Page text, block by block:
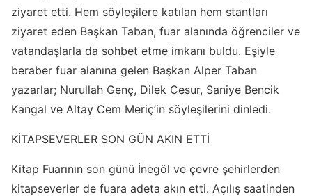
ziyaret etti. Hem söyleşilere katılan hem stantları
ziyaret eden Başkan Taban, fuar alanında öğrenciler ve
vatandaşlarla da sohbet etme imkanı buldu. Eşiyle
beraber fuar alanına gelen Başkan Alper Taban
yazarlar; Nurullah Genç, Dilek Cesur, Saniye Bencik
Kangal ve Altay Cem Meriç’in söyleşilerini dinledi.
KİTAPSEVERLER SON GÜN AKIN ETTİ
Kitap Fuarının son günü İnegöl ve çevre şehirlerden
kitapseverler de fuara adeta akın etti. Açılış saatinden